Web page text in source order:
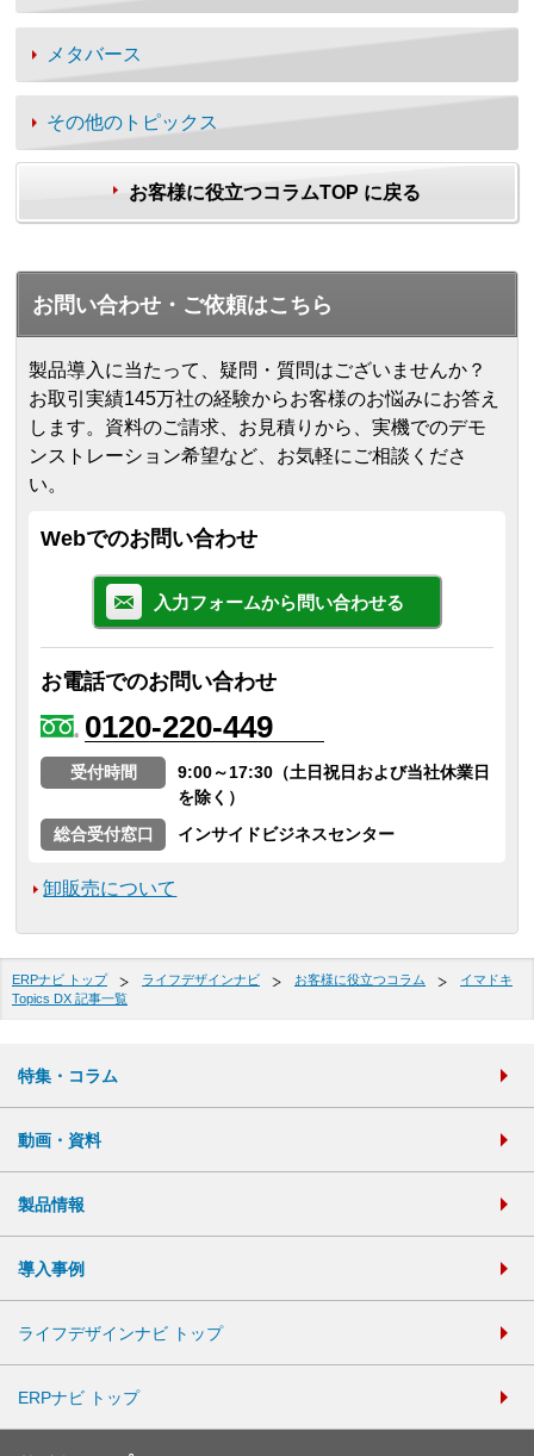
メタバース
その他のトピックス
お客様に役立つコラムTOP に戻る
お問い合わせ・ご依頼はこちら
製品導入に当たって、疑問・質問はございませんか？
お取引実績145万社の経験からお客様のお悩みにお答え
します。 資料のご請求、お見積りから、実機でのデモ
ンストレーション希望など、お気軽にご相談くださ
い。
Webでのお問い合わせ
入力フォームから問い合わせる
お電話でのお問い合わせ
0120-220-449
受付時間
9:00～17:30（土日祝日および当社休業日
を除く）
総合受付窓口
インサイドビジネスセンター
卸販売について
ERPナビ トップ ライフデザインナビ お客様に役立つコラム
イマドキ
Topics DX 記事一覧
特集・コラム
動画・資料
製品情報
導入事例
ライフデザインナビ トップ
ERPナビ トップ